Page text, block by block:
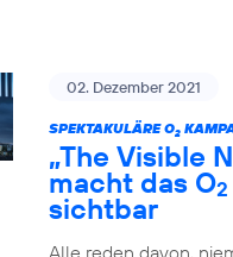
02. Dezember 2021
SPEKTAKULÄRE O2
„The Visible
macht das O2
sichtbar
Alle reden davon,